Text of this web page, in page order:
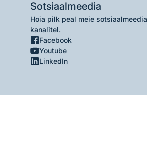
Sotsiaalmeedia
Hoia pilk peal meie sotsiaalmeedia
kanalitel.
Facebook
Youtube
LinkedIn